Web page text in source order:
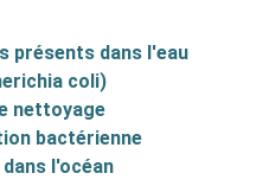
présents dans l'eau
coli)
nettoyage
bactérienne
l'océan